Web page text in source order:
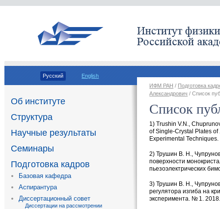
Русский English
Об институте
Структура
Научные результаты
Семинары
Подготовка кадров
Базовая кафедра
Аспирантура
Диссертационный совет
Диссертации на рассмотрении
ИФМ РАН / Подготовка
Александрович / Список
Список
1) Trushin V.N.,
of Single-Crystal Plates
Experimental
2)Трушин В. Н.,
поверхности
пьезоэлектрических
3)Трушин В. Н.,
регулятора изгиба на
эксперимента. № 1.